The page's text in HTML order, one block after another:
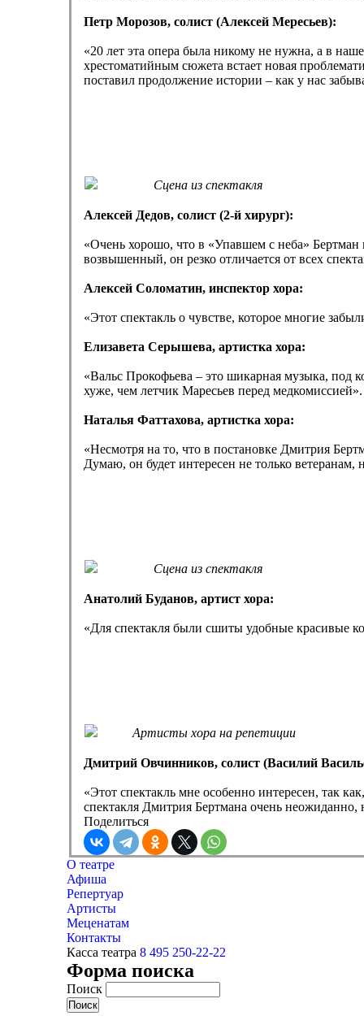
Петр Морозов, солист (Алексей Мересьев):
«20 лет эта опера была никому не нужна, а в
хрестоматийным сюжета встает новая
поставил продолжение истории – как у нас
Сцена из спектакля
Алексей Дедов, солист (2-й хирург):
«Очень хорошо, что в «Упавшем с неба» Бертман
возвышенный, он резко отличается от всех
Алексей Соломатин, инспектор хора:
«Этот спектакль о чувстве, которое многие
Елизавета Серышева, артистка хора:
«Вальс Прокофьева – это шикарная музыка, под
хуже, чем летчик Маресьев перед медкомиссией».
Наталья Фаттахова, артистка хора:
«Несмотря на то, что в постановке Дмитрия
Думаю, он будет интересен не только
Сцена из спектакля
Анатолий Буданов, артист хора:
«Для спектакля были сшиты удобные красивые
Артисты хора на репетиции
Дмитрий Овчинников, солист (Василий
«Этот спектакль мне особенно интересен, так
спектакля Дмитрия Бертмана очень неожиданно,
Поделиться
О театре
Афиша
Репертуар
Артисты
Меценатам
Контакты
Касса театра 8 495 250-22-22
Форма поиска
Поиск